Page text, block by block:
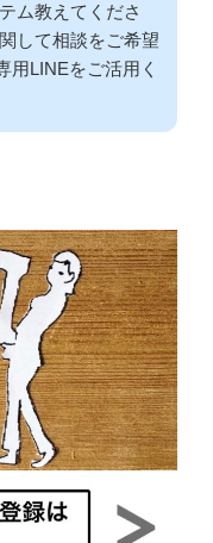
ム教えてくださ
して相談をご希望
用LINEをご活用く